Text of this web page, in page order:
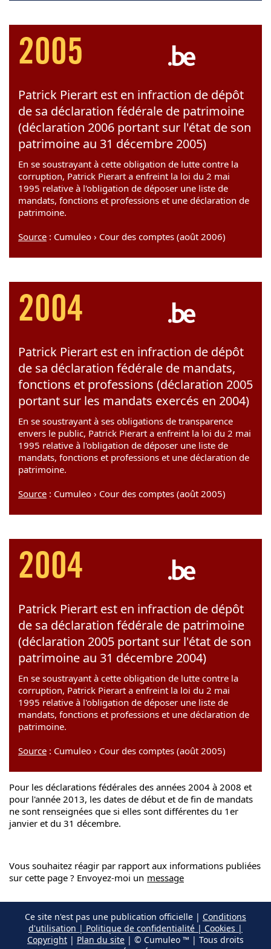
2005
Patrick Pierart est en infraction de dépôt
de sa déclaration fédérale de patrimoine
(déclaration 2006 portant sur l'état de son
patrimoine au 31 décembre 2005)
En se soustrayant à cette obligation de lutte contre la
corruption, Patrick Pierart a enfreint la loi du 2 mai
1995 relative à l'obligation de déposer une liste de
mandats, fonctions et professions et une déclaration de
patrimoine.
Source : Cumuleo › Cour des comptes (août 2006)
2004
Patrick Pierart est en infraction de dépôt
de sa déclaration fédérale de mandats,
fonctions et professions (déclaration 2005
portant sur les mandats exercés en 2004)
En se soustrayant à ses obligations de transparence
envers le public, Patrick Pierart a enfreint la loi du 2 mai
1995 relative à l'obligation de déposer une liste de
mandats, fonctions et professions et une déclaration de
patrimoine.
Source : Cumuleo › Cour des comptes (août 2005)
2004
Patrick Pierart est en infraction de dépôt
de sa déclaration fédérale de patrimoine
(déclaration 2005 portant sur l'état de son
patrimoine au 31 décembre 2004)
En se soustrayant à cette obligation de lutte contre la
corruption, Patrick Pierart a enfreint la loi du 2 mai
1995 relative à l'obligation de déposer une liste de
mandats, fonctions et professions et une déclaration de
patrimoine.
Source : Cumuleo › Cour des comptes (août 2005)
Pour les déclarations fédérales des années 2004 à 2008 et
pour l'année 2013, les dates de début et de fin de mandats
ne sont renseignées que si elles sont différentes du 1er
janvier et du 31 décembre.
Vous souhaitez réagir par rapport aux informations publiées
sur cette page ? Envoyez-moi un message
Ce site n'est pas une publication officielle | Conditions
d'utilisation | Politique de confidentialité | Cookies |
Copyright | Plan du site | © Cumuleo ™ | Tous droits